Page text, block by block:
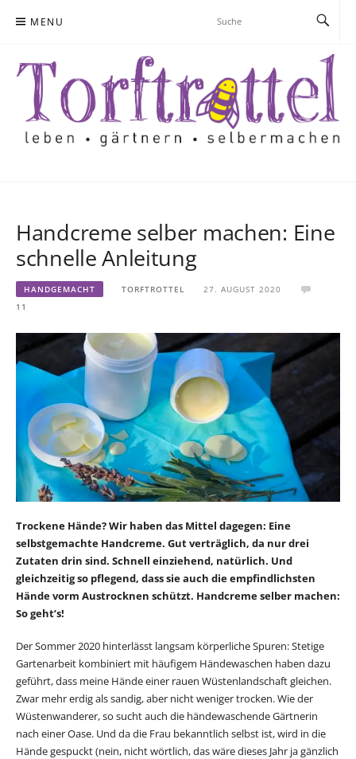
MENU
Handcreme selber machen: Eine
schnelle Anleitung
HANDGEMACHT TORFTROTTEL
27. AUGUST 2020
11
Trockene Hände? Wir haben das Mittel dagegen: Eine
selbstgemachte Handcreme. Gut verträglich, da nur drei
Zutaten drin sind. Schnell einziehend, natürlich. Und
gleichzeitig so pflegend, dass sie auch die empfindlichsten
Hände vorm Austrocknen schützt. Handcreme selber machen:
So geht’s!
Der Sommer 2020 hinterlässt langsam körperliche Spuren: Stetige
Gartenarbeit kombiniert mit häufigem Händewaschen haben dazu
geführt, dass meine Hände einer rauen Wüstenlandschaft gleichen.
Zwar mehr erdig als sandig, aber nicht weniger trocken. Wie der
Wüstenwanderer, so sucht auch die händewaschende Gärtnerin
nach einer Oase. Und da die Frau bekanntlich selbst ist, wird in die
Hände gespuckt (nein, nicht wörtlich, das wäre dieses Jahr ja gänzlich